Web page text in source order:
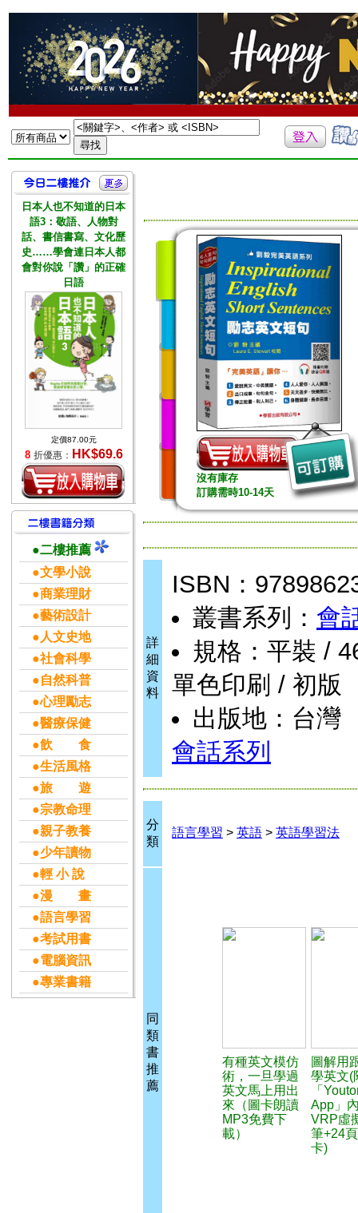
日本人也不知道的日本
語3：敬語、人物對
話、書信書寫、文化歷
史……學會連日本人都
會對你說「讚」的正確
日語
定價87.00元
8 折優惠： HK$69.6
●二樓推薦
●文學小說
●商業理財
●藝術設計
●人文史地
●社會科學
●自然科普
●心理勵志
●醫療保健
●飲 食
●生活風格
●旅 遊
●宗教命理
●親子教養
●少年讀物
●輕 小 說
●漫 畫
●語言學習
●考試用書
●電腦資訊
●專業書籍
沒有庫存
訂購需時10-14天
詳
細
資
料
ISBN：
叢書系列： 會
規格：平裝 /
單色印刷 / 初版
出版地：台灣
會話系列
分
類
語言學習 > 英語 > 英語學習法
同
類
書
推
薦
有種英文模仿
術，一旦學過
英文馬上用出
來（圖卡朗讀
MP3免費下
載）
圖解用
學英文(
「
App」
VRP虛
筆+24
卡)